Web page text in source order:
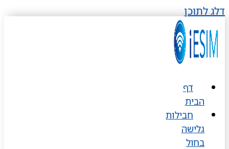
דלג לתוכן
דף
הבית
חבילות
גלישה
בחול